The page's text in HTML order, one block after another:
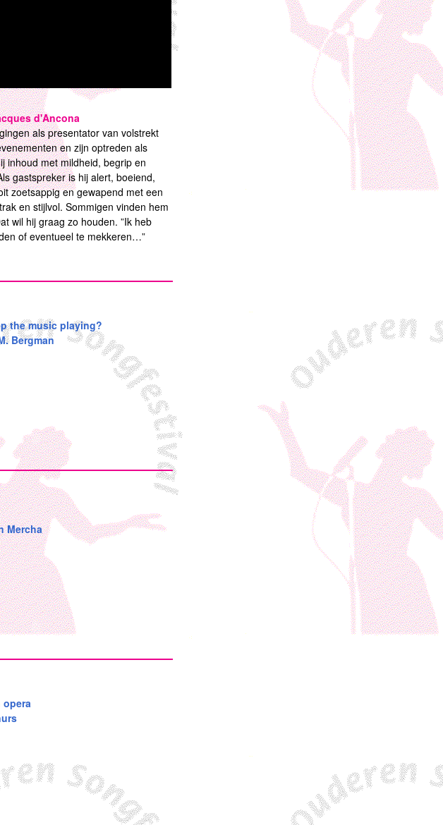
d'Ancona
als presentator van volstrekt
en zijn optreden als
inhoud met mildheid, begrip en
gastspreker is hij alert, boeiend,
zoetsappig en gewapend met een
en stijlvol. Sommigen vinden hem
wil hij graag zo houden. ”Ik heb
of eventueel te mekkeren…”
the music playing?
Bergman
Mercha
opera